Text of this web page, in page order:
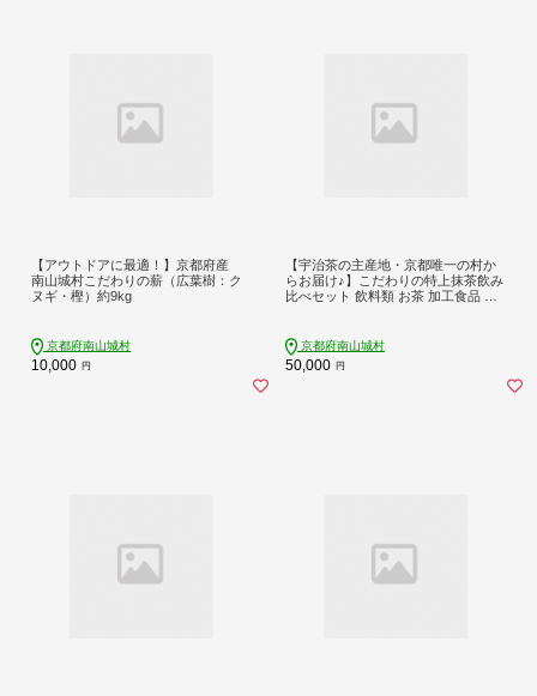
【アウトドアに最適！】京都府産
南山城村こだわりの薪（広葉樹：ク
ヌギ・樫）約9kg
京都府南山城村
10,000 円
【宇治茶の主産地・京都唯一の村か
らお届け♪】こだわりの特上抹茶飲み
比べセット 飲料類 お茶 加工食品 ギ
京都府南山城村
50,000 円